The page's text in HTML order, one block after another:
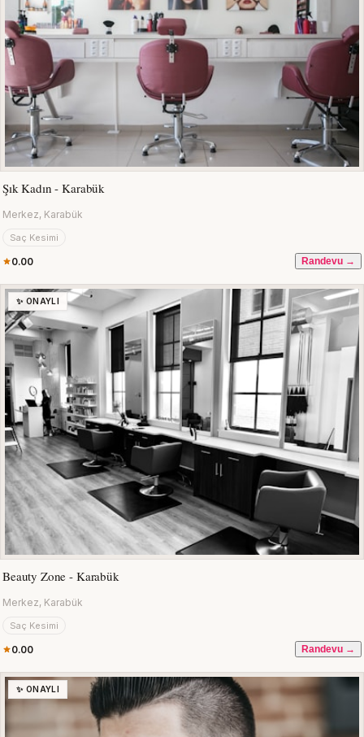
Şık Kadın - Karabük
Merkez, Karabük
Saç Kesimi
0.00 Randevu →
✨ ONAYLI
Beauty Zone - Karabük
Merkez, Karabük
Saç Kesimi
0.00 Randevu →
✨ ONAYLI